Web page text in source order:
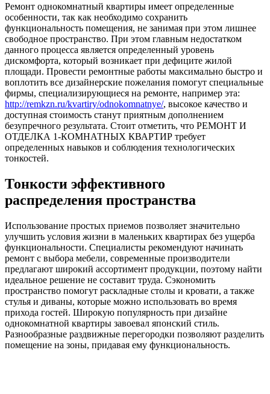
Ремонт однокомнатный квартиры имеет определенные
особенности, так как необходимо сохранить
функциональность помещения, не занимая при этом лишнее
свободное пространство. При этом главным недостатком
данного процесса является определенный уровень
дискомфорта, который возникает при дефиците жилой
площади. Провести ремонтные работы максимально быстро и
воплотить все дизайнерские пожелания помогут специальные
фирмы, специализирующиеся на ремонте, например эта:
http://remkzn.ru/kvartiry/odnokomnatnye/, высокое качество и
доступная стоимость станут приятным дополнением
безупречного результата. Стоит отметить, что РЕМОНТ И
ОТДЕЛКА 1-КОМНАТНЫХ КВАРТИР требует
определенных навыков и соблюдения технологических
тонкостей.
Тонкости эффективного
распределения пространства
Использование простых приемов позволяет значительно
улучшить условия жизни в маленьких квартирах без ущерба
функциональности. Специалисты рекомендуют начинать
ремонт с выбора мебели, современные производители
предлагают широкий ассортимент продукции, поэтому найти
идеальное решение не составит труда. Сэкономить
пространство помогут раскладные столы и кровати, а также
стулья и диваны, которые можно использовать во время
прихода гостей. Широкую популярность при дизайне
однокомнатной квартиры завоевал японский стиль.
Разнообразные раздвижные перегородки позволяют разделить
помещение на зоны, придавая ему функциональность.